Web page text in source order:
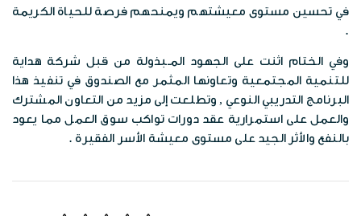
بروشورات
في تحسين مستوى معيشتهم ويمنحهم فرصة للحياة الكريمة
.
وفي الختام اثنت على الجهود المـبذولة من قبل شركة هداية
للتنمية المجتمعية وتعاونها المثمر مع الصندوق في تنفيذ هذا
البرنامج التدريبي النوعي , وتطلعت إلى مزيد من التعاون المشترك
والعمل على استمرارية عقد دورات تواكب سوق العمل مما يعود
بالنفع والأثر الجيد على مستوى معيشة الأسر الفقيرة .